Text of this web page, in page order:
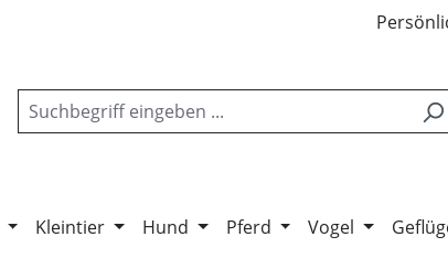
Kleintier Hund Pferd Vogel